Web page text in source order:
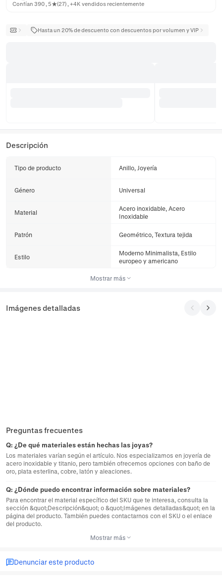
Confían 390 , 5★(27) , +4K vendidos recientemente
Hasta un 20% de descuento con descuentos por volumen y VIP
Descripción
Tipo de producto Anillo, Joyería
Género Universal
Material
Acero inoxidable, Acero
Inoxidable
Patrón Geométrico, Textura tejida
Estilo
Moderno Minimalista, Estilo
europeo y americano
Mostrar más
Imágenes detalladas
Preguntas frecuentes
Q: ¿De qué materiales están hechas las joyas?
Los materiales varían según el artículo. Nos especializamos en joyería de
acero inoxidable y titanio, pero también ofrecemos opciones con baño de
oro, plata esterlina, cobre, latón y aleaciones.
Q: ¿Dónde puedo encontrar información sobre materiales?
Para encontrar el material específico del SKU que te interesa, consulta la
sección &quot;Descripción&quot; o &quot;Imágenes detalladas&quot; en la
página del producto. También puedes contactarnos con el SKU o el enlace
del producto.
Mostrar más
Denunciar este producto